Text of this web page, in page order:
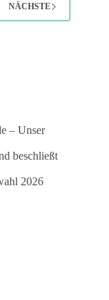
NÄCHSTE
– Unser
beschließt
2026